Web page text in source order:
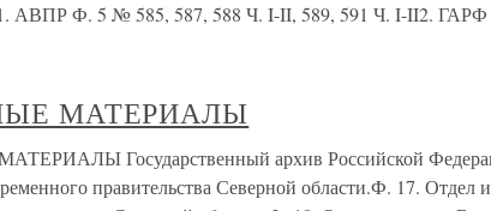
АВПР Ф. 5 № 585, 587, 588 Ч. I-II, 589, 591 Ч. I-II2.
МАТЕРИАЛЫ
Государственный архив Российской
правительства Северной области.Ф. 17. Отдел